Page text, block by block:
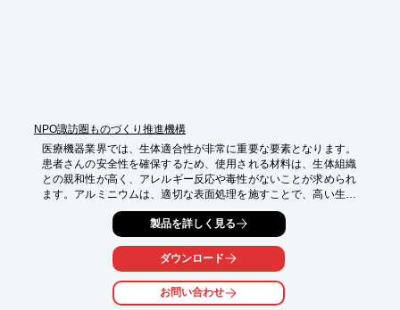
NPO諏訪圏ものづくり推進機構
医療機器業界では、生体適合性が非常に重要な要素となります。
患者さんの安全性を確保するため、使用される材料は、生体組織
との親和性が高く、アレルギー反応や毒性がないことが求められ
ます。アルミニウムは、適切な表面処理を施すことで、高い生体
適合性を実現できる可能性があります。マルジョウアルマイト
は、アルミ製品の企画、開発、製造、アルマイト処理を通して、
医療機器のニーズに応えます。
【活用シーン】
・インプラント
製品を詳しく見る
ダウンロード
お問い合わせ